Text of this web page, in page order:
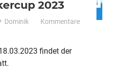
2023
Dominik
Kommentare
findet der